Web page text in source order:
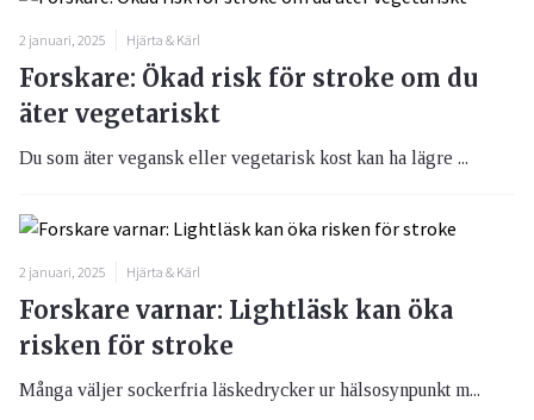
2 januari, 2025 Hjärta & Kärl
Forskare: Ökad risk för stroke om du
äter vegetariskt
Du som äter vegansk eller vegetarisk kost kan ha lägre ...
2 januari, 2025 Hjärta & Kärl
Forskare varnar: Lightläsk kan öka
risken för stroke
Många väljer sockerfria läskedrycker ur hälsosynpunkt m...